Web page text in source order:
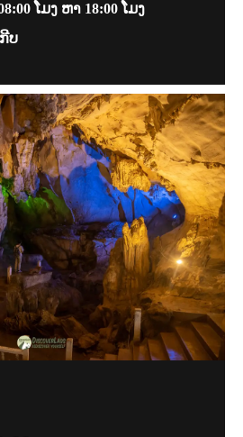
ໂມງ ຫາ 18:00 ໂມງ
ບ